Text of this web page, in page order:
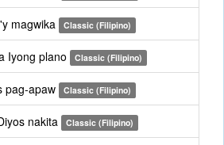
magwika Classic (Filipino)
Iyong plano Classic (Filipino)
pag-apaw Classic (Filipino)
nakita Classic (Filipino)